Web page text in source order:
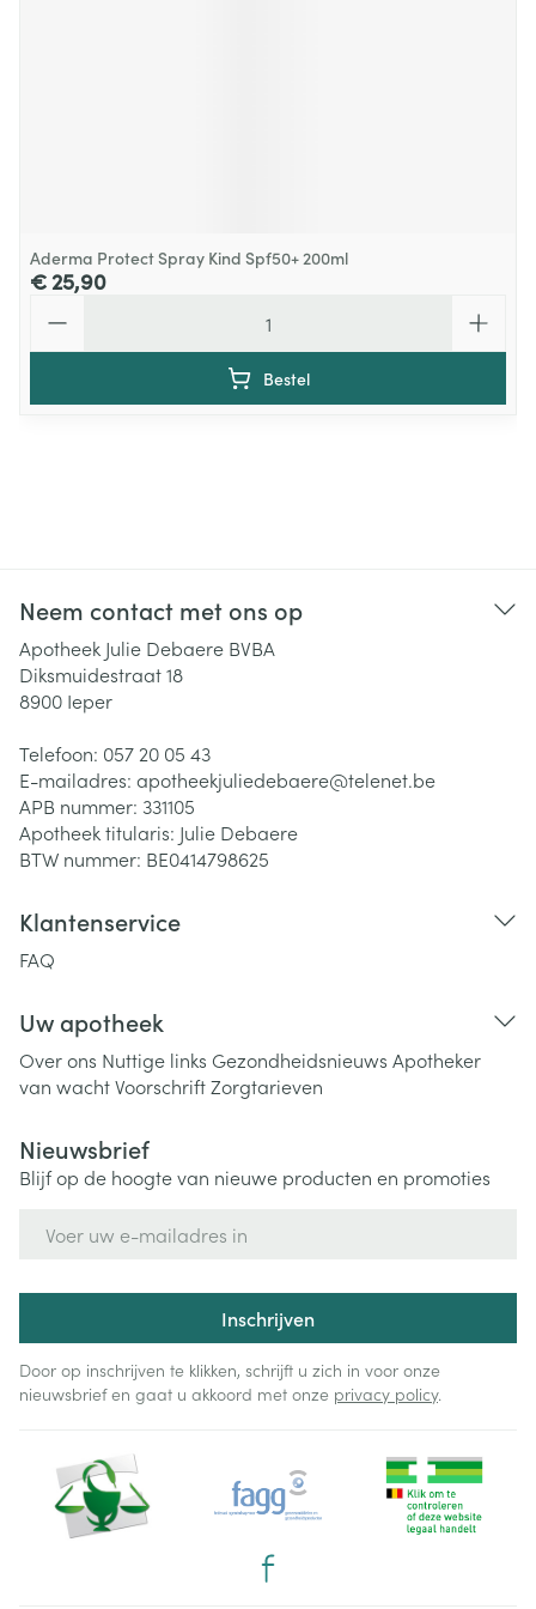
Aderma Protect Spray Kind Spf50+ 200ml
€ 25,90
Bestel
Neem contact met ons op
Apotheek Julie Debaere BVBA
Diksmuidestraat 18
8900 Ieper
Telefoon: 057 20 05 43
E-mailadres: apotheekjuliedebaere@telenet.be
APB nummer: 331105
Apotheek titularis: Julie Debaere
BTW nummer: BE0414798625
Klantenservice
FAQ
Uw apotheek
Over ons Nuttige links Gezondheidsnieuws Apotheker
van wachtVoorschriftZorgtarieven
Nieuwsbrief
Blijf op de hoogte van nieuwe producten en promoties
Inschrijven
Door op inschrijven te klikken, schrijft u zich in voor onze
nieuwsbrief en gaat u akkoord met onze privacy policy.